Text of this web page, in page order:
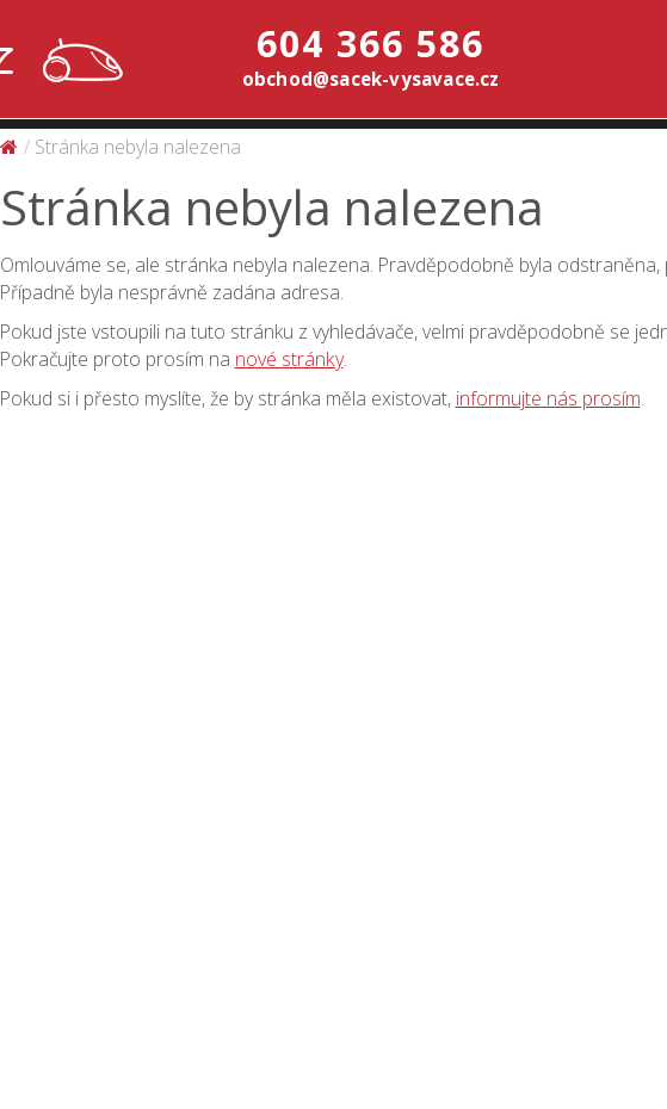
604 366 586
obchod@sacek-vysavace.cz
Stránka nebyla nalezena
Stránka nebyla nalezena
Omlouváme se, ale stránka nebyla nalezena. Pravděpodobně byla
Případně byla nesprávně zadána adresa.
Pokud jste vstoupili na tuto stránku z vyhledávače, velmi pravděpodobně se
Pokračujte proto prosím na nové stránky.
Pokud si i přesto myslíte, že by stránka měla existovat, informujte nás prosím.